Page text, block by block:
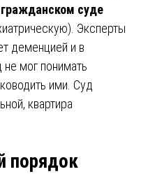
суде
Эксперты
деменцией и в
мог понимать
ими. Суд
квартира
порядок